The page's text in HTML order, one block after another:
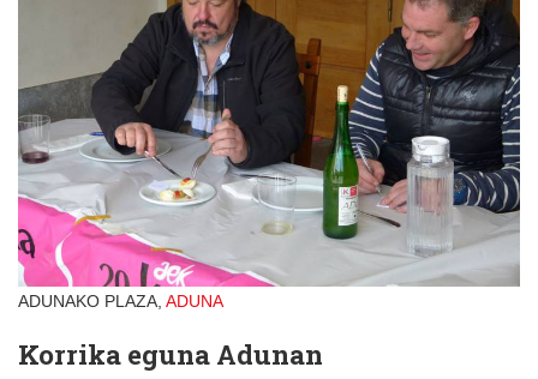
ADUNAKO PLAZA, ADUNA
Korrika eguna Adunan